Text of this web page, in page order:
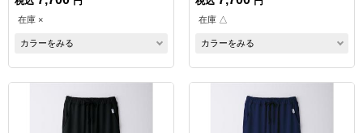
在庫 ×
カラーをみる
在庫 △
カラーをみる